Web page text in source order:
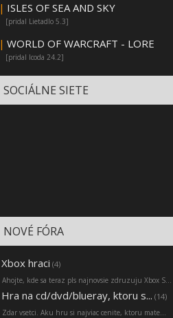
| ISLES OF SEA AND SKY
[pridal Lietadlo 5.3]
| WORLD OF WARCRAFT - LORE
[pridal Icoda 24.2]
SOCIÁLNE SIETE
NOVÉ FÓRA
Xbox hraci (4)
Ahojte, kde sa teraz pls najnovsie zdruzuju Xbox S...
Hra na cd/dvd/blueray, ktoru s... (14)
Zdar vsetci. Aku hru si najviac cenite, ktoru mate...